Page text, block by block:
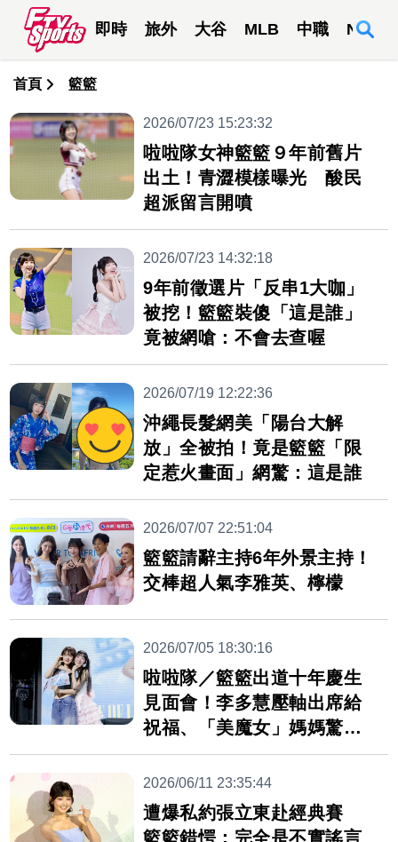
即時 旅外 大谷 MLB 中職 NBA
首頁 籃籃
2026/07/23 15:23:32
啦啦隊女神籃籃９年前舊片
出土！青澀模樣曝光 酸民
超派留言開噴
2026/07/23 14:32:18
9年前徵選片「反串1大咖」
被挖！籃籃裝傻「這是誰」
竟被網嗆：不會去查喔
2026/07/19 12:22:36
沖繩長髮網美「陽台大解
放」全被拍！竟是籃籃「限
定惹火畫面」網驚：這是誰
2026/07/07 22:51:04
籃籃請辭主持6年外景主持！
交棒超人氣李雅英、檸檬
2026/07/05 18:30:16
啦啦隊／籃籃出道十年慶生
見面會！李多慧壓軸出席給
祝福、「美魔女」媽媽驚喜
捧花現身
2026/06/11 23:35:44
遭爆私約張立東赴經典賽
籃籃錯愕：完全是不實謠言